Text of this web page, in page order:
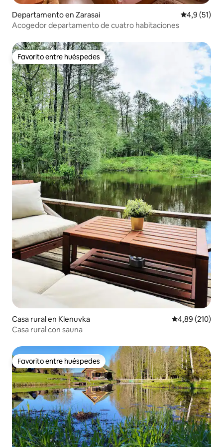
Departamento en Zarasai Calificación
4,9 (51)
Acogedor departamento de cuatro habitaciones
Favorito entre huéspedes
Favorito entre huéspedes
Casa rural en Klenuvka Calificación
4,89 (210)
Casa rural con sauna
Favorito entre huéspedes
Favorito entre huéspedes